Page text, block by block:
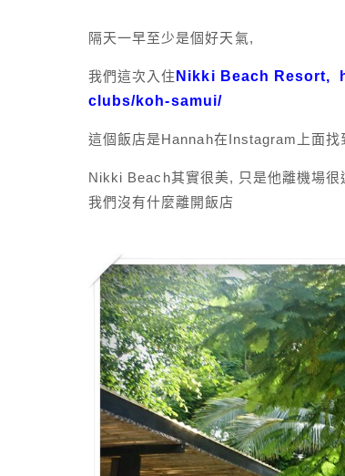
隔天一早至少是個好天氣,
我們這次入住 Nikki Beach Resort,
clubs/koh-samui/
這個飯店是Hannah在Instagram上面找
Nikki Beach其實很美, 只是他離機場
我們沒有什麼離開飯店